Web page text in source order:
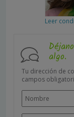
Leer
algo.
Tu dirección de
campos